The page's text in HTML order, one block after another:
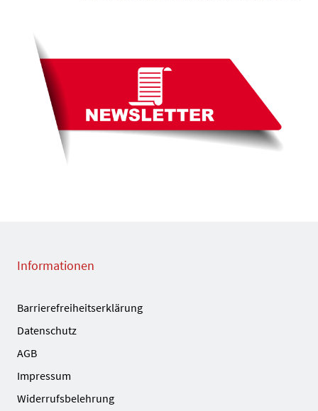
Informationen
Barrierefreiheitserklärung
Datenschutz
AGB
Impressum
Widerrufsbelehrung